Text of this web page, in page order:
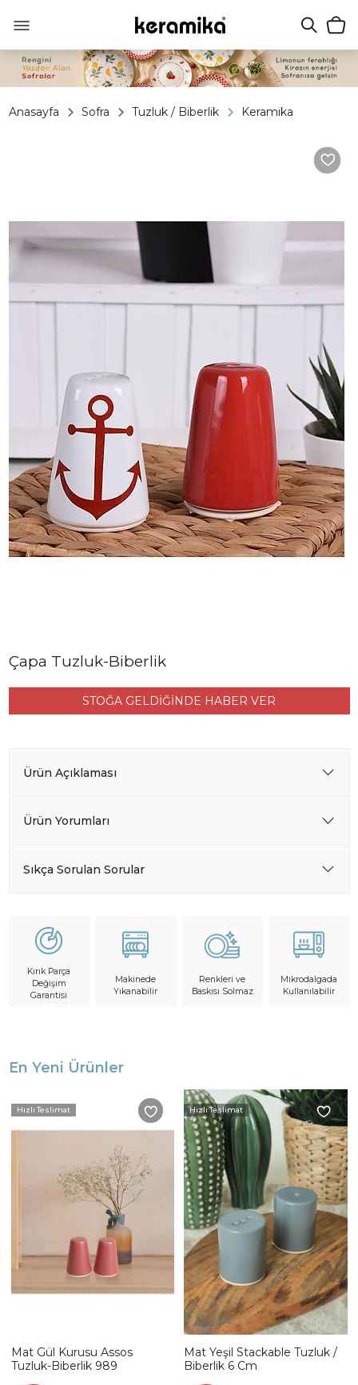
Anasayfa Sofra Tuzluk / Biberlik Keramika
Çapa Tuzluk-Biberlik
STOĞA GELDİĞİNDE HABER VER
Ürün Açıklaması
Ürün Yorumları
Sıkça Sorulan Sorular
Kırık Parça
Değişim
Garantisi
Makinede
Yıkanabilir
Renkleri ve
Baskısı Solmaz
Mikrodalgada
Kullanılabilir
En Yeni Ürünler
Hızlı Teslimat
Mat Gül Kurusu Assos
Tuzluk-Biberlik 989
Hızlı Teslimat
Mat Yeşil Stackable Tuzluk /
Biberlik 6 Cm